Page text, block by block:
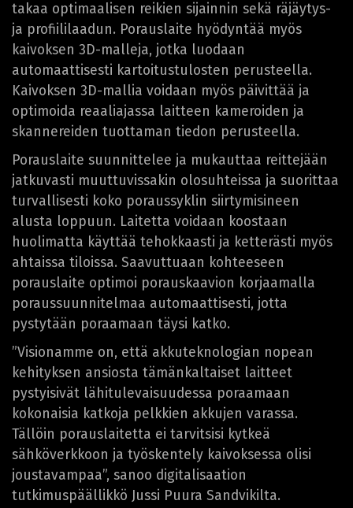
takaa optimaalisen reikien sijainnin sekä räjäytys-
ja profiililaadun. Porauslaite hyödyntää myös
kaivoksen 3D-malleja, jotka luodaan
automaattisesti kartoitustulosten perusteella.
Kaivoksen 3D-mallia voidaan myös päivittää ja
optimoida reaaliajassa laitteen kameroiden ja
skannereiden tuottaman tiedon perusteella.
Porauslaite suunnittelee ja mukauttaa reittejään
jatkuvasti muuttuvissakin olosuhteissa ja suorittaa
turvallisesti koko poraussyklin siirtymisineen
alusta loppuun. Laitetta voidaan koostaan
huolimatta käyttää tehokkaasti ja ketterästi myös
ahtaissa tiloissa. Saavuttuaan kohteeseen
porauslaite optimoi porauskaavion korjaamalla
poraussuunnitelmaa automaattisesti, jotta
pystytään poraamaan täysi katko.
”Visionamme on, että akkuteknologian nopean
kehityksen ansiosta tämänkaltaiset laitteet
pystyisivät lähitulevaisuudessa poraamaan
kokonaisia katkoja pelkkien akkujen varassa.
Tällöin porauslaitetta ei tarvitsisi kytkeä
sähköverkkoon ja työskentely kaivoksessa olisi
joustavampaa”, sanoo digitalisaation
tutkimuspäällikkö Jussi Puura Sandvikilta.